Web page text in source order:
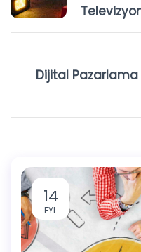
Dijital Pazarlama
14
EYL